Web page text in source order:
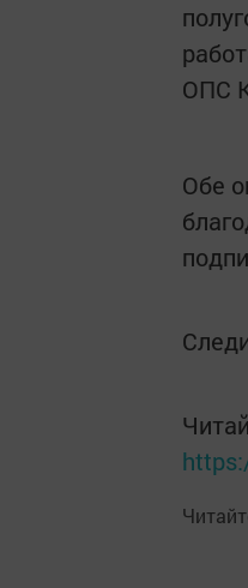
ОПС
Обе